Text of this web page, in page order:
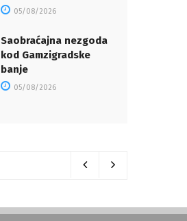
05/08/2026
Saobraćajna nezgoda
kod Gamzigradske
banje
05/08/2026